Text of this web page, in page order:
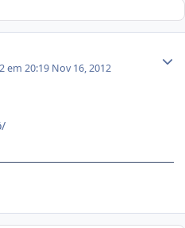
em 20:19 Nov 16, 2012